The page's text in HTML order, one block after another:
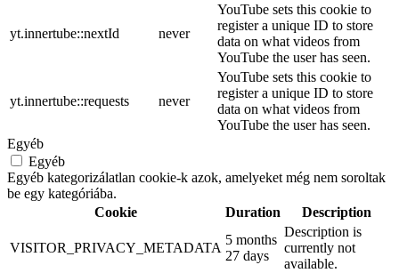
yt.innertube::nextId never
YouTube sets this cookie to
register a unique ID to store
data on what videos from
YouTube the user has seen.
yt.innertube::requests never
YouTube sets this cookie to
register a unique ID to store
data on what videos from
YouTube the user has seen.
Egyéb
Egyéb
Egyéb kategorizálatlan cookie-k azok, amelyeket még nem soroltak
be egy kategóriába.
Cookie
Duration Description
VISITOR_PRIVACY_METADATA
5 months
27 days
Description is
currently not
available.